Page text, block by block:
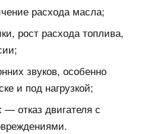
расхода масла;
рост расхода топлива,
звуков, особенно
и под нагрузкой;
отказ двигателя с